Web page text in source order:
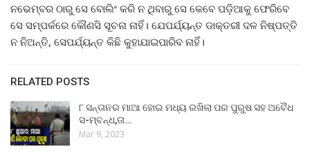
ନଭେମ୍ବର ଠାରୁ ସେ ବୋଲିଂ କରି ନ ଥିବାରୁ ସେ କେବେ ପଡ଼ିଆକୁ ଫେରିବେ
ସେ ସମ୍ପର୍କରେ କୌଣସି ସୂଚନା ନାହିଁ। ଯେପର୍ଯ୍ୟନ୍ତ ଡାକ୍ତରୀ ଦଳ ନିଷ୍ପତ୍ତି
ନ ନିଅନ୍ତି, ସେପର୍ଯ୍ୟନ୍ତ କିଛି କୁହାଯାଇପାରିବ ନାହିଁ।
RELATED POSTS
୮ ସନ୍ତାନର ମାଆ ହୋଇ ମଧ୍ୟ ରଖିଲା ପର ପୁରୁଷ ସହ ଅବୈଧ
ସ-ମ୍ବନ୍ଧ,ତା…
Mar 9, 2023